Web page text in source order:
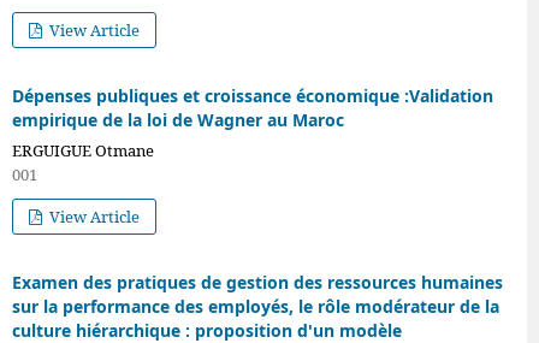
View Article
Dépenses publiques et croissance économique :Validation
empirique de la loi de Wagner au Maroc
ERGUIGUE Otmane
001
View Article
Examen des pratiques de gestion des ressources humaines
sur la performance des employés, le rôle modérateur de la
culture hiérarchique : proposition d'un modèle